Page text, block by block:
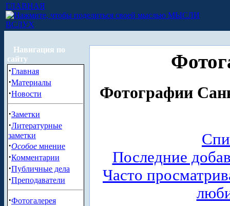
ГЛАВНАЯ
МЫСЛИ
ВСЛУХ
Навигация по
сайту
·Главная
·Материалы
·Новости
·Заметки
·Литературные
заметки
·Особое мнение
·Комментарии
·Публичные дела
·Преподаватели
·Фотогалерея
Фотографии
Последние
Часто